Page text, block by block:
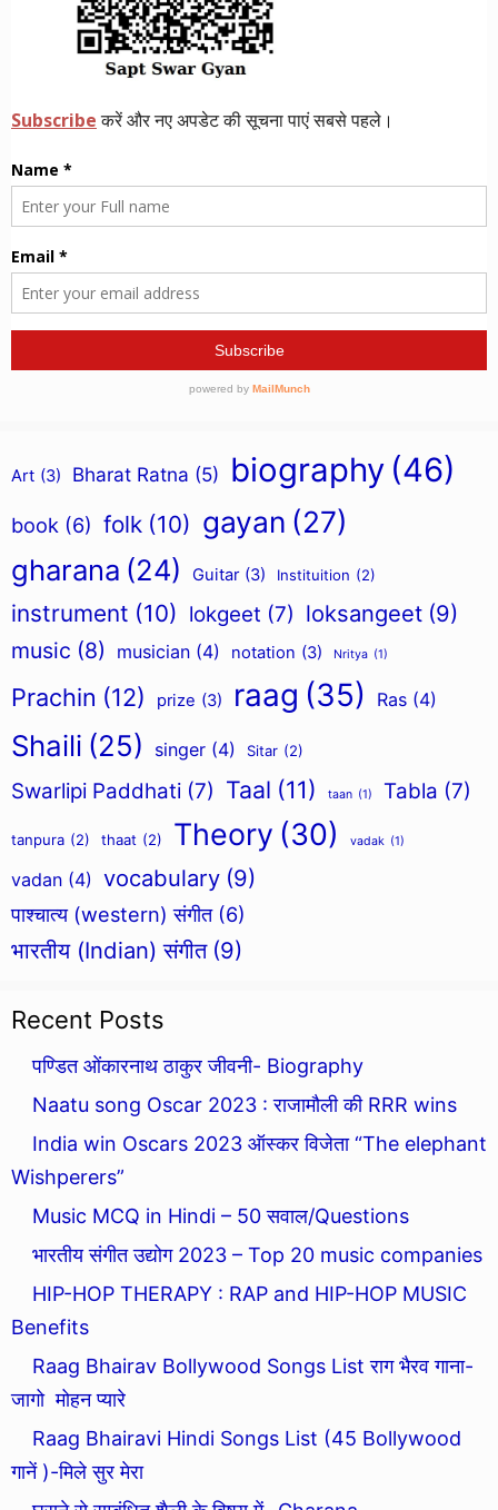
Art (3) Bharat Ratna (5) biography (46)
book (6) folk (10) gayan (27)
gharana (24) Guitar (3) Instituition (2)
instrument (10) lokgeet (7) loksangeet (9)
music (8) musician (4) notation (3) Nritya (1)
Prachin (12) prize (3) raag (35) Ras (4)
Shaili (25) singer (4) Sitar (2)
Swarlipi Paddhati (7) Taal (11) taan (1) Tabla (7)
tanpura (2) thaat (2) Theory (30) vadak (1)
vadan (4) vocabulary (9)
पाश्चात्य (western) संगीत (6)
भारतीय (Indian) संगीत (9)
Recent Posts
पण्डित ओंकारनाथ ठाकुर जीवनी- Biography
Naatu song Oscar 2023 : राजामौली की RRR wins
India win Oscars 2023 ऑस्कर विजेता “The elephant
Wishperers”
Music MCQ in Hindi – 50 सवाल/Questions
भारतीय संगीत उद्योग 2023 – Top 20 music companies
HIP-HOP THERAPY : RAP and HIP-HOP MUSIC
Benefits
Raag Bhairav Bollywood Songs List राग भैरव गाना-
जागो मोहन प्यारे
Raag Bhairavi Hindi Songs List (45 Bollywood
गानें )-मिले सुर मेरा